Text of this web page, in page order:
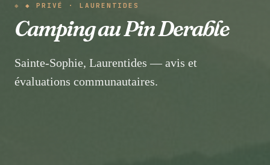
◆ PRIVÉ · LAURENTIDES
Camping au Pin Derable
Sainte-Sophie, Laurentides — avis et
évaluations communautaires.